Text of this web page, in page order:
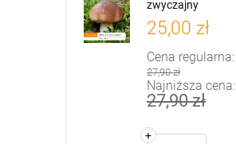
zwyczajny
25,00 zł
Cena regularna:
27,90 zł
Najniższa cena:
27,90 zł
+
szlachetny
25,00 zł
Cena regularna:
27,90 zł
Najniższa cena:
25,90 zł
+